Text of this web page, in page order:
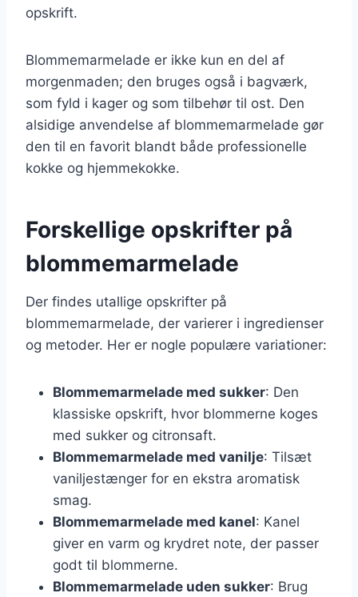
opskrift.
Blommemarmelade er ikke kun en del af
morgenmaden; den bruges også i bagværk,
som fyld i kager og som tilbehør til ost. Den
alsidige anvendelse af blommemarmelade gør
den til en favorit blandt både professionelle
kokke og hjemmekokke.
Forskellige opskrifter på
blommemarmelade
Der findes utallige opskrifter på
blommemarmelade, der varierer i ingredienser
og metoder. Her er nogle populære variationer:
Blommemarmelade med sukker: Den
klassiske opskrift, hvor blommerne koges
med sukker og citronsaft.
Blommemarmelade med vanilje: Tilsæt
vaniljestænger for en ekstra aromatisk
smag.
Blommemarmelade med kanel: Kanel
giver en varm og krydret note, der passer
godt til blommerne.
Blommemarmelade uden sukker: Brug